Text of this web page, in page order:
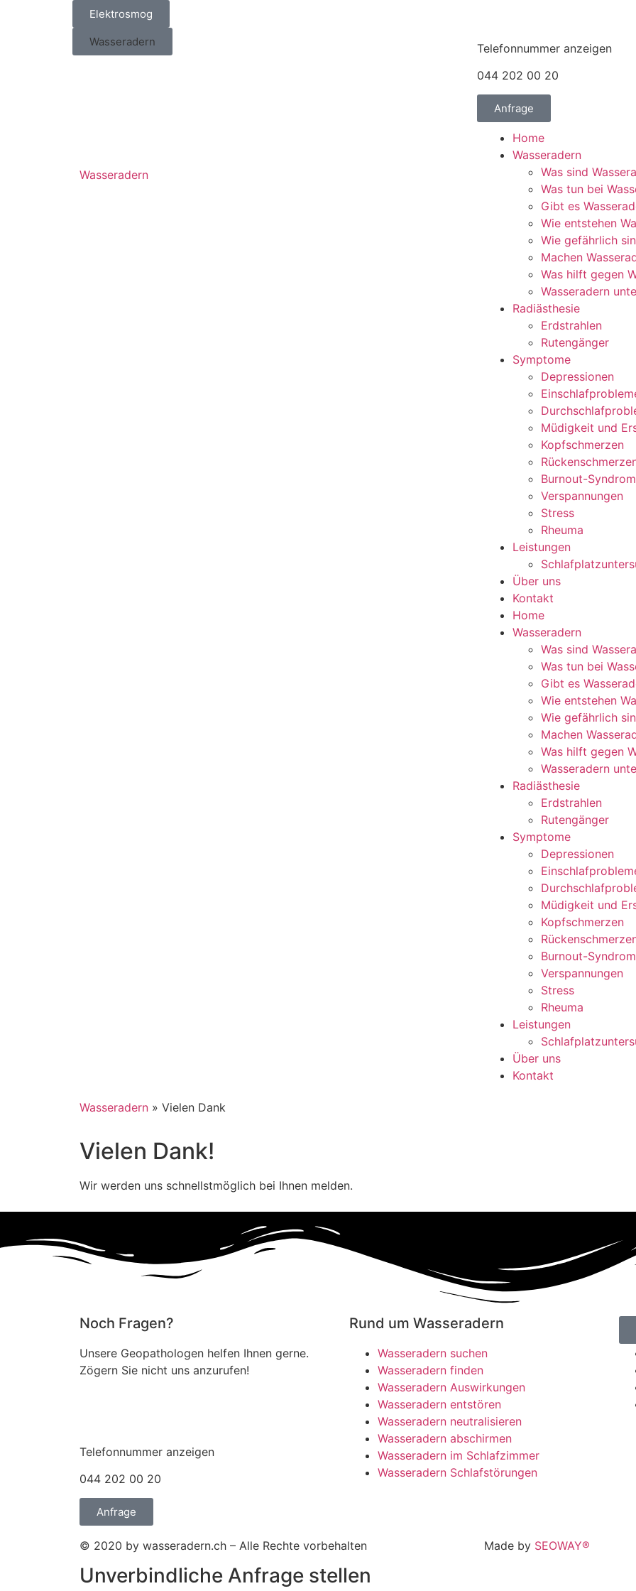
Elektrosmog
Wasseradern
Telefonnummer anzeigen
044 202 00 20
Anfrage
Wasseradern
Home
Wasseradern
Was sind
Was tun bei
Gibt es
Wie entstehen
Wie gefährlich
Machen
Was hilft gegen
Wasseradern
Radiästhesie
Erdstrahlen
Rutengänger
Symptome
Depressionen
Müdigkeit und
Kopfschmerzen
Burnout-Syndrom
Verspannungen
Stress
Rheuma
Leistungen
Über uns
Kontakt
Home
Wasseradern
Was sind
Was tun bei
Gibt es
Wie entstehen
Wie gefährlich
Machen
Was hilft gegen
Wasseradern
Radiästhesie
Erdstrahlen
Rutengänger
Symptome
Depressionen
Müdigkeit und
Kopfschmerzen
Burnout-Syndrom
Verspannungen
Stress
Rheuma
Leistungen
Über uns
Kontakt
Wasseradern » Vielen Dank
Vielen Dank!
Wir werden uns schnellstmöglich bei Ihnen melden.
Noch Fragen?
Unsere Geopathologen helfen Ihnen gerne.
Zögern Sie nicht uns anzurufen!
Telefonnummer anzeigen
044 202 00 20
Anfrage
Rund um Wasseradern
Wasseradern suchen
Wasseradern finden
Wasseradern Auswirkungen
Wasseradern entstören
Wasseradern neutralisieren
Wasseradern abschirmen
Wasseradern im Schlafzimmer
Wasseradern Schlafstörungen
© 2020 by wasseradern.ch – Alle Rechte vorbehalten Made by SEOWAY®
Unverbindliche Anfrage stellen